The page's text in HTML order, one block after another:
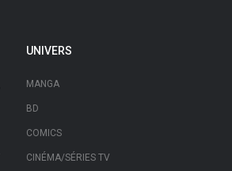
UNIVERS
MANGA
BD
COMICS
CINÉMA/SÉRIES TV